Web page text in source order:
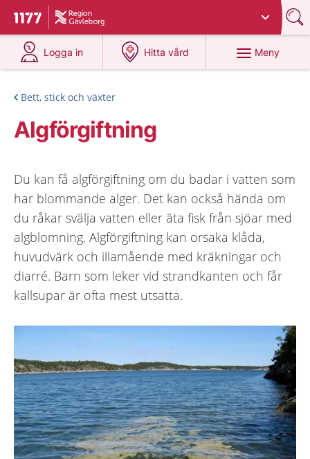
Till startsidan för 1177
Du har valt region
Logga in
på 1177.se
Hitta vård
på 1177.se
Meny
Bett, stick och växter
Algförgiftning
Du kan få algförgiftning om du badar i vatten som
har blommande alger. Det kan också hända om
du råkar svälja vatten eller äta fisk från sjöar med
algblomning. Algförgiftning kan orsaka klåda,
huvudvärk och illamående med kräkningar och
diarré. Barn som leker vid strandkanten och får
kallsupar är ofta mest utsatta.